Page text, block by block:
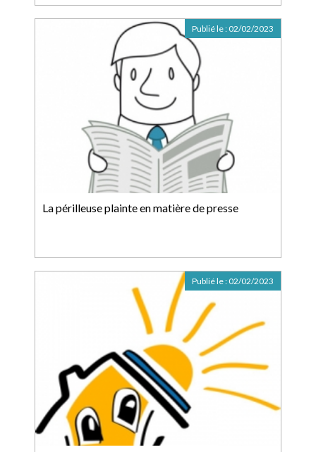
La périlleuse plainte en matière de presse
Publié le : 02/02/2023
Publié le : 02/02/2023